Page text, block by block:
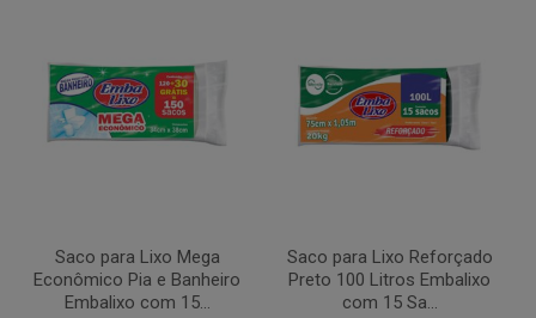
Saco para Lixo Mega
Econômico Pia e Banheiro
Embalixo com 15...
Saco para Lixo Reforçado
Preto 100 Litros Embalixo
com 15 Sa...